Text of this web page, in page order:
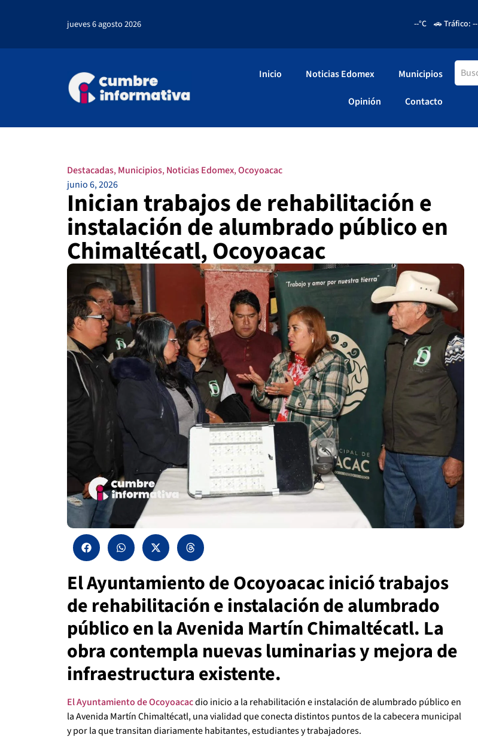
jueves 6 agosto 2026 --°C 🚗 Tráfico: --
Inicio Noticias Edomex Municipios
Opinión Contacto
Destacadas,Municipios,Noticias Edomex,Ocoyoacac
junio 6, 2026
Inician trabajos de rehabilitación e
instalación de alumbrado público en
Chimaltécatl, Ocoyoacac
El Ayuntamiento de Ocoyoacac inició trabajos
de rehabilitación e instalación de alumbrado
público en la Avenida Martín Chimaltécatl. La
obra contempla nuevas luminarias y mejora de
infraestructura existente.
El Ayuntamiento de Ocoyoacacdio inicio a la rehabilitación e instalación de alumbrado público en
la Avenida Martín Chimaltécatl, una vialidad que conecta distintos puntos de la cabecera municipal
y por la que transitan diariamente habitantes, estudiantes y trabajadores.